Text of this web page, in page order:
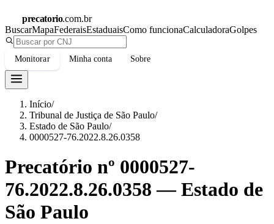
precatorio.com.br
BuscarMapaFederaisEstaduaisComo funcionaCalculadoraGolpes
Monitorar Minha conta Sobre
Início/
Tribunal de Justiça de São Paulo/
Estado de São Paulo/
0000527-76.2022.8.26.0358
Precatório nº 0000527-
76.2022.8.26.0358 —Estado de
São Paulo